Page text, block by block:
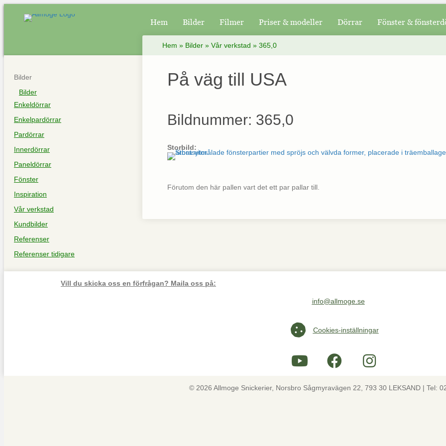
Hem Bilder Filmer Priser & modeller Dörrar Fönster &
Bilder
Bilder
Enkeldörrar
Enkelpardörrar
Pardörrar
Innerdörrar
Paneldörrar
Fönster
Inspiration
Vår verkstad
Kundbilder
Referenser
Referenser tidigare
Hem » Bilder» Vår verkstad » 365,0
På väg till USA
Bildnummer: 365,0
Storbild:
Förutom den här pallen vart det ett par pallar till.
Vill du skicka oss en förfrågan? Maila oss på:
Maila oss på info@allmoge.se
info@allmoge.se
Cookies-inställningar
Cookies-inställningar
© 2026 Allmoge Snickerier, Norsbro Sågmyravägen 22, 793 30 LEKSAND | Tel: